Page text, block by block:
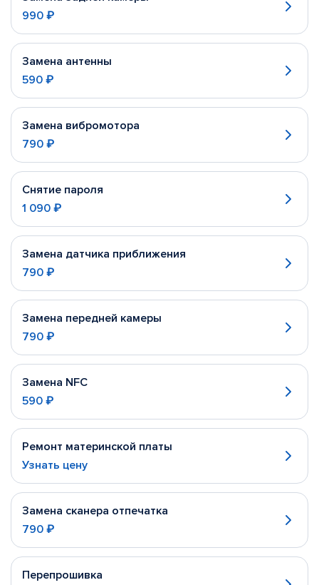
990 ₽
Замена антенны
590 ₽
Замена вибромотора
790 ₽
Снятие пароля
1 090 ₽
Замена датчика приближения
790 ₽
Замена передней камеры
790 ₽
Замена NFC
590 ₽
Ремонт материнской платы
Узнать цену
Замена сканера отпечатка
790 ₽
Перепрошивка